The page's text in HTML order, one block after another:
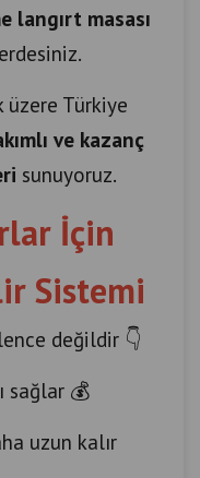
langırt masası
Türkiye
ve kazanç
sunuyoruz.
İçin
Sistemi
değildir 👇
sağlar 💰
uzun kalır